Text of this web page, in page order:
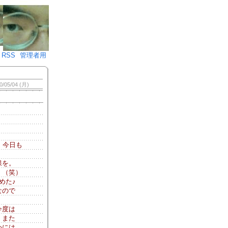
♪)÷2
RSS 管理者用
05/04 (月)
日も
。
笑）
た♪
ので
度は
また